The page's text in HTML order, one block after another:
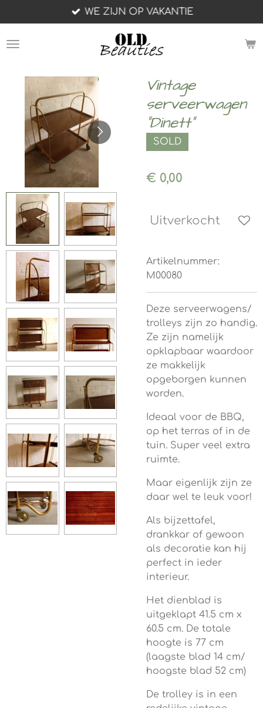
direct
naar
WE ZIJN OP VAKANTIE
Vintage
serveerwagen
"Dinett"
SOLD
€ 0,00
Uitverkocht
Artikelnummer:
M00080
Deze serveerwagens/
trolleys zijn zo handig.
Ze zijn namelijk
opklapbaar waardoor
ze makkelijk
opgeborgen kunnen
worden.
Ideaal voor de BBQ,
op het terras of in de
tuin. Super veel extra
ruimte.
Maar eigenlijk zijn ze
daar wel te leuk voor!
Als bijzettafel,
drankkar of gewoon
als decoratie kan hij
perfect in ieder
interieur.
Het dienblad is
uitgeklapt 41.5 cm x
60.5 cm. De totale
hoogte is 77 cm
(laagste blad 14 cm/
hoogste blad 52 cm)
De trolley is in een